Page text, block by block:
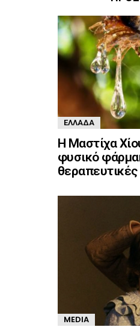
ΕΛΛΆΔΑ
Η Μαστίχα
φυσικό
θεραπευτικές
MEDIA